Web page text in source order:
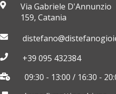
Via Gabriele D'Annunzio
159, Catania
+39 095 432384
09:30 - 13:00 / 16:30 -